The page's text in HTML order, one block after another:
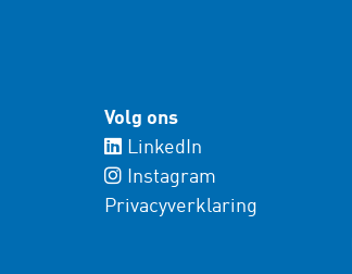
Volg ons
LinkedIn
Instagram
Privacyverklaring